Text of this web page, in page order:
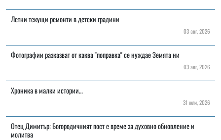
Летни текущи ремонти в детски градини
03 авг, 2026
Фотографии разказват от каква "поправка" се нуждае Земята ни
03 авг, 2026
Хроника в малки истории…
31 юли, 2026
Отец Димитър: Богородичният пост е време за духовно обновление и
молитва